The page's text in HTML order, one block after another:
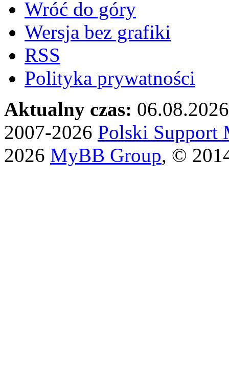
Wróć do góry
Wersja bez grafiki
RSS
Polityka prywatności
Aktualny czas:
2007-2026 Polski Support
2026 MyBB Group, ©